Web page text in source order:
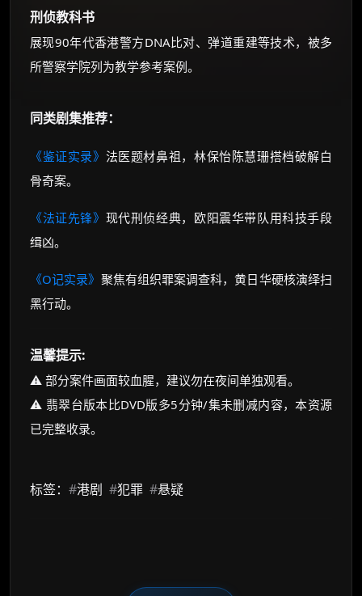
刑侦教科书
展现90年代香港警方DNA比对、弹道重建等技术，被多
所警察学院列为教学参考案例。
同类剧集推荐：
《鉴证实录》 法医题材鼻祖，林保怡陈慧珊搭档破解白
骨奇案。
《法证先锋》 现代刑侦经典，欧阳震华带队用科技手段
缉凶。
《O记实录》 聚焦有组织罪案调查科，黄日华硬核演绎扫
黑行动。
温馨提示:
⚠️ 部分案件画面较血腥，建议勿在夜间单独观看。
⚠️ 翡翠台版本比DVD版多5分钟/集未删减内容，本资源
已完整收录。
标签： #港剧 #犯罪 #悬疑